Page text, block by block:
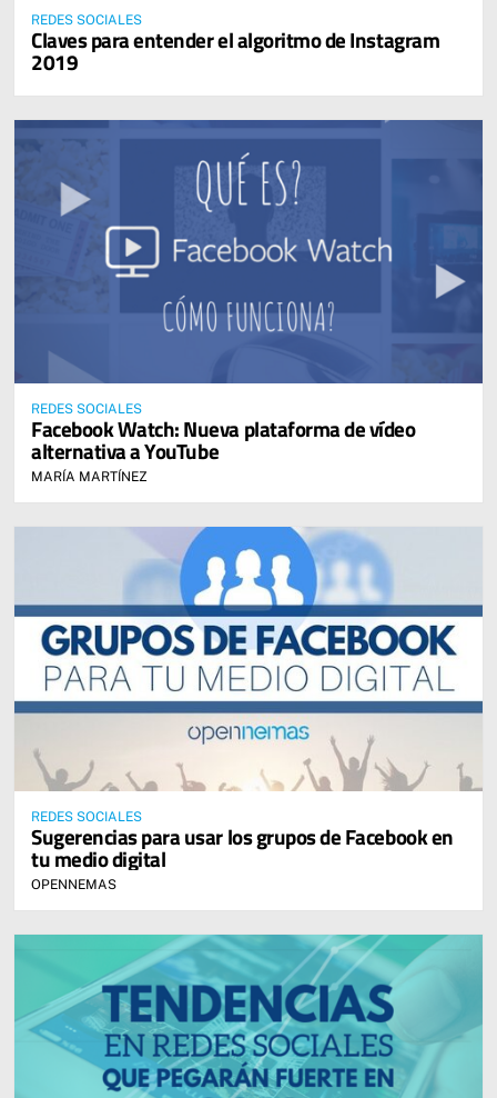
REDES SOCIALES
Claves para entender el algoritmo de Instagram
2019
REDES SOCIALES
Facebook Watch: Nueva plataforma de vídeo
alternativa a YouTube
MARÍA MARTÍNEZ
REDES SOCIALES
Sugerencias para usar los grupos de Facebook en
tu medio digital
OPENNEMAS